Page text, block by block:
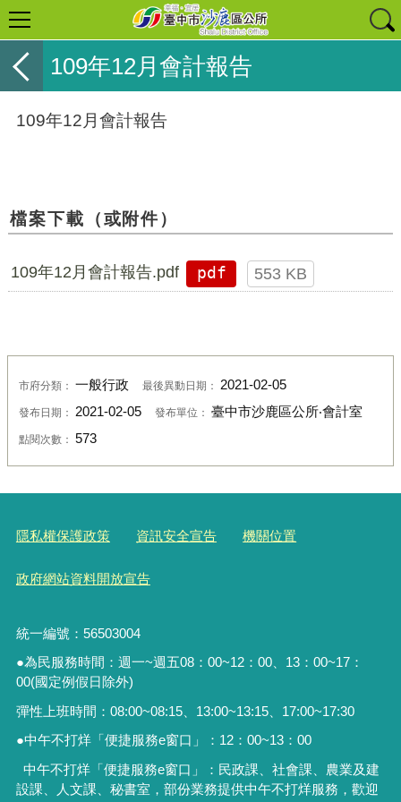
109年12月會計報告
109年12月會計報告
檔案下載（或附件）
109年12月會計報告.pdf pdf 553 KB
市府分類： 一般行政 最後異動日期： 2021-02-05
發布日期： 2021-02-05 發布單位： 臺中市沙鹿區公所‧會計室
點閱次數： 573
隱私權保護政策 資訊安全宣告 機關位置
政府網站資料開放宣告
統一編號：56503004
●為民服務時間：週一~週五08：00~12：00、13：00~17：
00(國定例假日除外)
彈性上班時間：08:00~08:15、13:00~13:15、17:00~17:30
●中午不打烊「便捷服務e窗口」： 12： 00~13： 00
中午不打烊「便捷服務e窗口」：民政課、社會課、農業及建
設課、人文課、秘書室， 部份業務提供中午不打烊服務 ，歡迎